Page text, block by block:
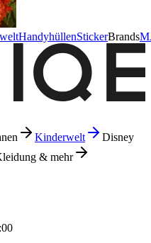
HandyhüllenStickerBrands
Kinderwelt
Disney
& mehr